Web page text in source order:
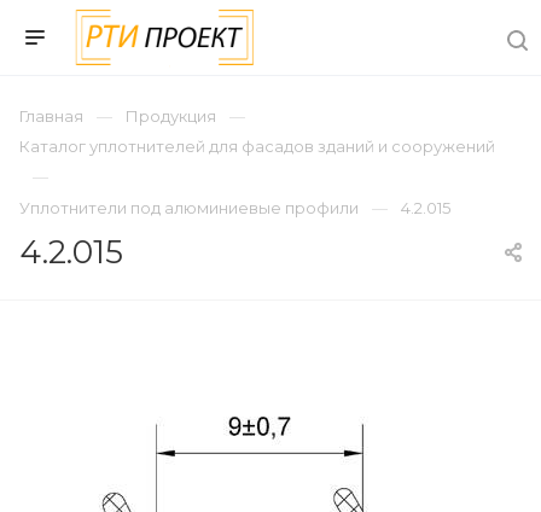
Главная
Продукция
Каталог уплотнителей для фасадов зданий и сооружений
Уплотнители под алюминиевые профили 4.2.015
4.2.015